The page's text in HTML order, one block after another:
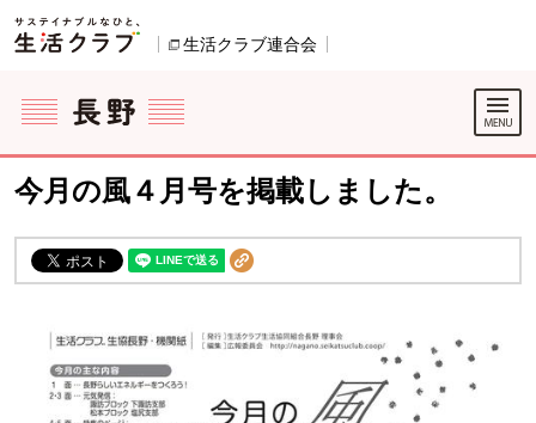
ページの先頭です。
生活クラブ連合会
ここからサイト内共通メニューです。
サイト内共通メニューをスキップする
サイト内共通メニューここまで。
今月の風４月号を掲載しました。